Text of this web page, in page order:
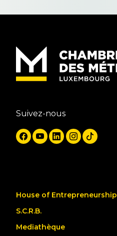
Suivez-nous
House of Entrepreneurship
S.C.R.B.
Mediathèque